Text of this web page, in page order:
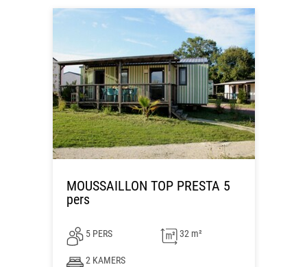
MOUSSAILLON TOP PRESTA 5
pers
5 PERS 32 m²
2 KAMERS